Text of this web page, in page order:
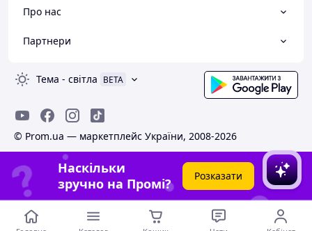
Про нас
Партнери
Тема - світла BETA
© Prom.ua — маркетплейс України, 2008-2026
Наскільки
зручно на Промі?
Розказати